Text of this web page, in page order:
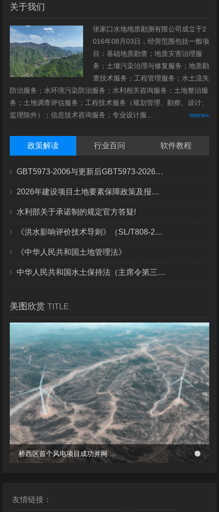
关于我们
张家口水地地质勘测有限公司成立于2
016年08月03日，经营范围包括一般项
目：基础地质勘查；地质灾害治理服
务；土壤污染治理与修复服务；地质勘
查技术服务；工程管理服务；水土流失
防治服务；水环境污染防治服务；水利相关咨询服务；土地整治服
务；土地调查评估服务；工程技术服务（规划管理、勘察、设计、
监理除外）；信息技术咨询服务；专业设计服...
more»
政策解读 行业百问 软件教程
GBT5973-2006与更新后GBT5973-2026区别你知道几点？
2026年建设项目土地要素保障政策及报批流程
水利部关于承诺制的规定官方答疑!
《洪水影响评价技术导则》（SL/T808-2025）核心解读
《中华人民共和国土地管理法》
中华人民共和国水土保持法（主席令第三十九号）
美图欣赏 TITLE
桥西区首个风电项目成功并网 助力绿电转型与乡村共富
冬季张北风景 桥西区首个风电项目成功并网 助力绿电转型与乡村共富
友情链接：